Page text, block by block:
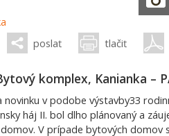
poslať tlačiť
komplex, Kanianka –
novinku v podobe výstavby33
háj II. bol dlho plánovaný a
V prípade bytových domov